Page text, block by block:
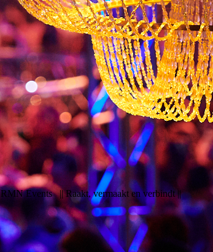
RMN Events || Raakt, vermaakt en verbindt ||